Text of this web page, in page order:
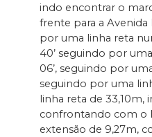
indo encontrar o
frente para a
por uma linha reta
40’ seguindo por
06’, seguindo por
seguindo por uma
linha reta de 33,10m,
confrontando com o
extensão de 9,27m,